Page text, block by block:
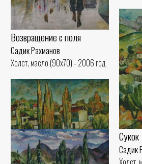
Возвращение с поля
Садик Рахманов
Холст, масло (90x70) - 2006 год
Сукок
Садик